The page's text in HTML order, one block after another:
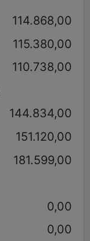
114.868,00
115.380,00
110.738,00
144.834,00
151.120,00
181.599,00
0,00
0,00